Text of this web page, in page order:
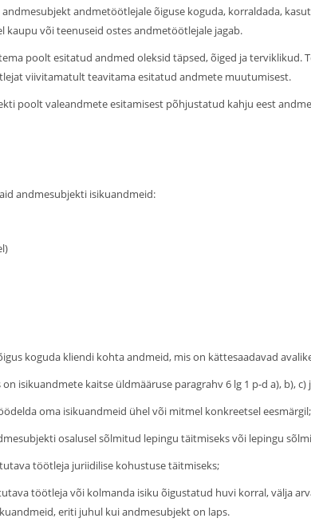
andmetöötlejale õiguse koguda, korraldada,
või teenuseid ostes andmetöötlejale jagab.
poolt esitatud andmed oleksid täpsed, õiged ja
viivitamatult teavitama esitatud andmete muutumisest.
poolt valeandmete esitamisest põhjustatud kahju eest
andmesubjekti isikuandmeid:
koguda kliendi kohta andmeid, mis on kättesaadavad
isikuandmete kaitse üldmääruse paragrahv 6 lg 1 p-d a), b), c)
oma isikuandmeid ühel või mitmel konkreetsel eesmärgil;
osalusel sõlmitud lepingu täitmiseks või lepingu
töötleja juriidilise kohustuse täitmiseks;
töötleja või kolmanda isiku õigustatud huvi korral, välja
eriti juhul kui andmesubjekt on laps.